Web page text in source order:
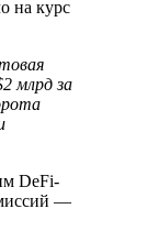
на курс
млрд за
DeFi-
—